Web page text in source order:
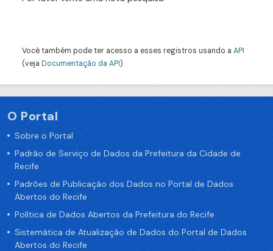
Você também pode ter acesso a esses registros usando a API
(veja Documentação da API).
O Portal
Sobre o Portal
Padrão de Serviço de Dados da Prefeitura da Cidade de
Recife
Padrões de Publicação dos Dados no Portal de Dados
Abertos do Recife
Política de Dados Abertos da Prefeitura do Recife
Sistemática de Atualização de Dados do Portal de Dados
Abertos do Recife